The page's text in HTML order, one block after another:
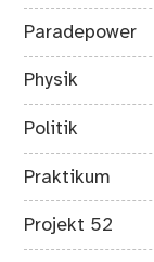
Paradepower
Physik
Politik
Praktikum
Projekt 52